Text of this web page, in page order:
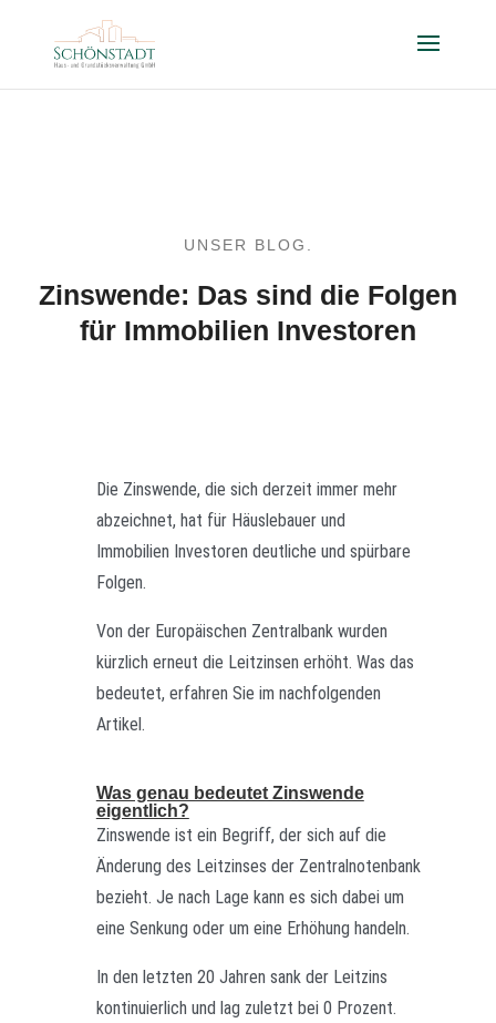
UNSER BLOG.
Zinswende: Das sind die Folgen
für Immobilien Investoren
Die Zinswende, die sich derzeit immer mehr
abzeichnet, hat für Häuslebauer und
Immobilien Investoren deutliche und spürbare
Folgen.
Von der Europäischen Zentralbank wurden
kürzlich erneut die Leitzinsen erhöht. Was das
bedeutet, erfahren Sie im nachfolgenden
Artikel.
Was genau bedeutet Zinswende
eigentlich?
Zinswende ist ein Begriff, der sich auf die
Änderung des Leitzinses der Zentralnotenbank
bezieht. Je nach Lage kann es sich dabei um
eine Senkung oder um eine Erhöhung handeln.
In den letzten 20 Jahren sank der Leitzins
kontinuierlich und lag zuletzt bei 0 Prozent.